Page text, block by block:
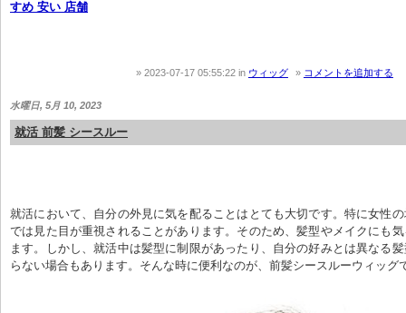
すめ 安い 店舗
2023-07-17 05:55:22 in ウィッグ コメントを追加する
水曜日, 5月 10, 2023
就活 前髪 シースルー
就活において、自分の外見に気を配ることはとても大切です。特に女性
では見た目が重視されることがあります。そのため、髪型やメイクにも
ます。しかし、就活中は髪型に制限があったり、自分の好みとは異なる
らない場合もあります。そんな時に便利なのが、前髪シースルーウィッグ